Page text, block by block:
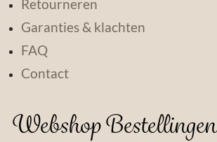
Retourneren
Garanties & klachten
FAQ
Contact
Webshop Bestellingen